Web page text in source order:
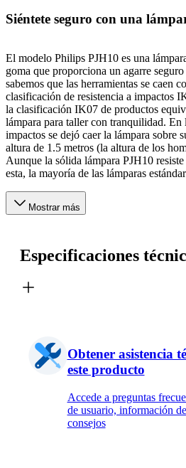
Siéntete seguro con una
El modelo Philips PJH10 es una
goma que proporciona un agarre
sabemos que las herramientas se caen
clasificación de resistencia a impactos
la clasificación IK07 de productos
lámpara para taller con tranquilidad. En
impactos se dejó caer la lámpara sobre
altura de 1.5 metros (la altura de los
Aunque la sólida lámpara PJH10
esta, la mayoría de las lámparas
Mostrar más
Especificaciones
Obtener asistencia
este producto
Accede a preguntas
de usuario, información
consejos